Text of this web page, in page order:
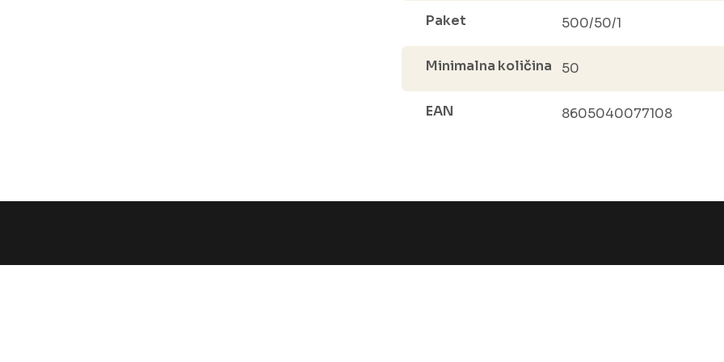
Paket 500/50/1
Minimalna količina 50
EAN 8605040077108